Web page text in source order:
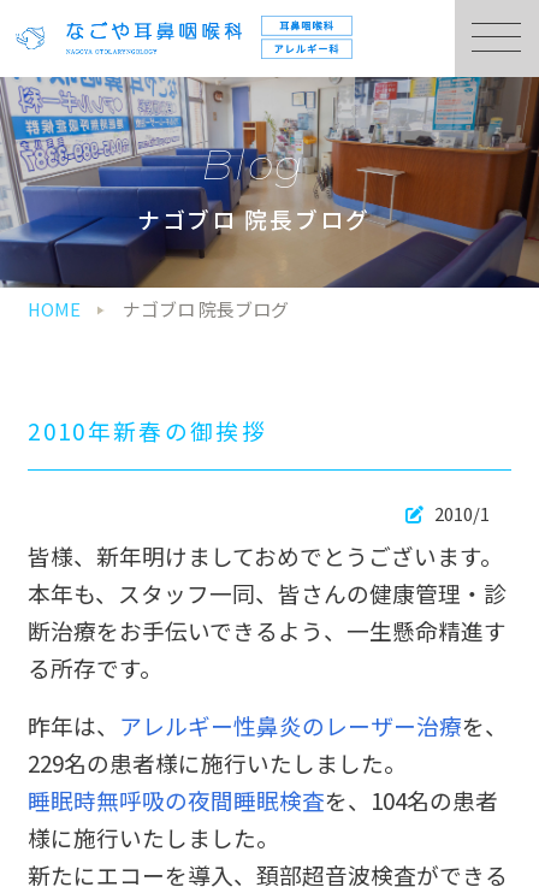
ナゴブロ 院長ブログ
Blog
HOME ナゴブロ 院長ブログ
2010年新春の御挨拶
2010/1
皆様、新年明けましておめでとうございます。
本年も、スタッフ一同、皆さんの健康管理・診
断治療をお手伝いできるよう、一生懸命精進す
る所存です。
昨年は、 アレルギー性鼻炎のレーザー治療を、
229名の患者様に施行いたしました。
睡眠時無呼吸の夜間睡眠検査を、104名の患者
様に施行いたしました。
新たにエコーを導入、頚部超音波検査ができる